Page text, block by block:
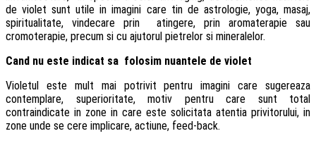
de violet sunt utile in imagini care tin de astrologie, yoga, masaj,
spiritualitate, vindecare prin atingere, prin aromaterapie sau
cromoterapie, precum si cu ajutorul pietrelor si mineralelor.
Cand nu este indicat sa folosim nuantele de violet
Violetul este mult mai potrivit pentru imagini care sugereaza
contemplare, superioritate, motiv pentru care sunt total
contraindicate in zone in care este solicitata atentia privitorului, in
zone unde se cere implicare, actiune, feed-back.